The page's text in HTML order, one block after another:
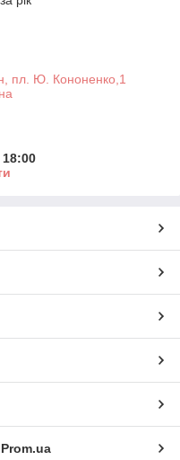
пл. Ю. Кононенко,1
Prom.ua